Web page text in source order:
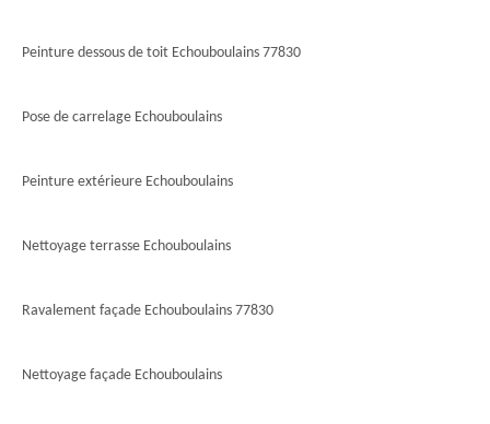
Peinture dessous de toit Echouboulains 77830
Pose de carrelage Echouboulains
Peinture extérieure Echouboulains
Nettoyage terrasse Echouboulains
Ravalement façade Echouboulains 77830
Nettoyage façade Echouboulains